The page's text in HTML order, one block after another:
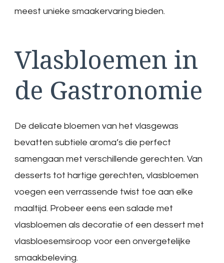
meest unieke smaakervaring bieden.
Vlasbloemen in
de Gastronomie
De delicate bloemen van het vlasgewas
bevatten subtiele aroma’s die perfect
samengaan met verschillende gerechten. Van
desserts tot hartige gerechten, vlasbloemen
voegen een verrassende twist toe aan elke
maaltijd. Probeer eens een salade met
vlasbloemen als decoratie of een dessert met
vlasbloesemsiroop voor een onvergetelijke
smaakbeleving.